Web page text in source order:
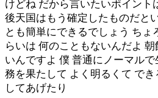
けどね だから言いたいポイント
後天国はもう確定したものだと
とも簡単にできるでしょう ちょ
らいは 何のこともないんだよ
いんですよ 僕 普通にノーマル
務を果たして よく明るくて で
してあげたり